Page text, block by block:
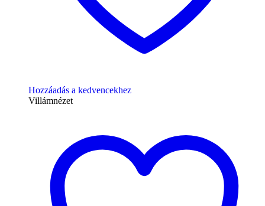
Hozzáadás a kedvencekhez
Villámnézet